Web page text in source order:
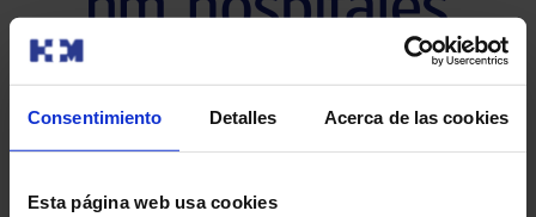
Consentimiento Detalles Acerca de las cookies
Esta página web usa cookies